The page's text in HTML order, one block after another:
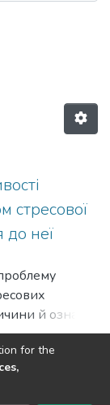
стресової
до неї
й ознаки
особливості
її
University
for the